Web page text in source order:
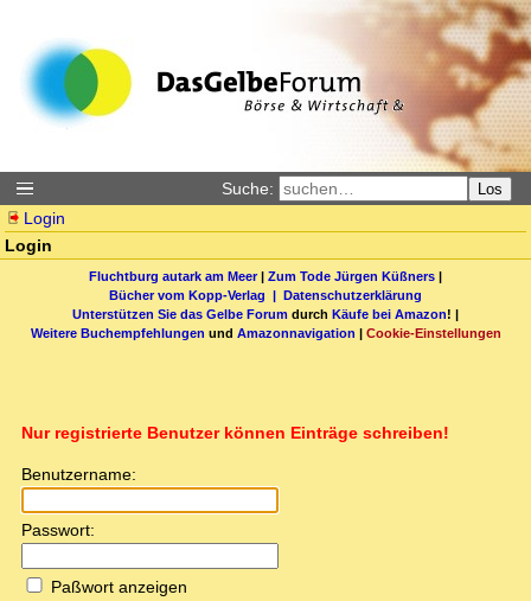
Suche: Los
Login
Login
Fluchtburg autark am Meer| Zum Tode Jürgen Küßners |
Bücher vom Kopp-Verlag | Datenschutzerklärung
Unterstützen Sie das Gelbe Forum durch Käufe bei Amazon! |
Weitere Buchempfehlungen und Amazonnavigation | Cookie-Einstellungen
Nur registrierte Benutzer können Einträge schreiben!
Benutzername:
Passwort:
Paßwort anzeigen